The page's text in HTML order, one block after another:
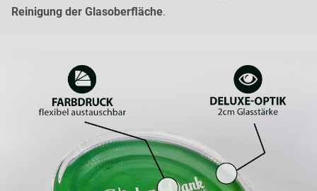
Reinigung der Glasoberfläche.